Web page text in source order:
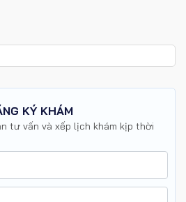
KÝ KHÁM
tư vấn và xếp lịch khám kịp thời